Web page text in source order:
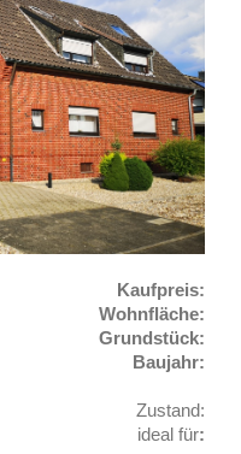
Kaufpreis:
Wohnfläche:
Grundstück:
Baujahr:
Zustand:
ideal für: